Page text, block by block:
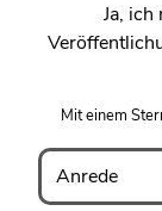
Ja,
Mit einem
Anrede